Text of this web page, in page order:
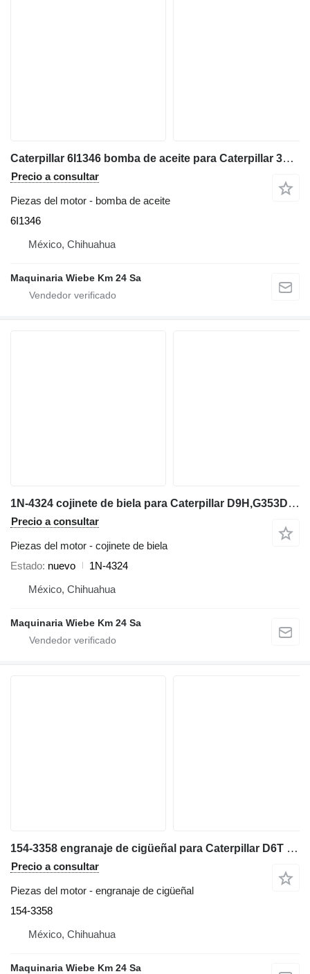
Caterpillar 6I1346 bomba de aceite para Caterpillar 3306B bulldozer
Precio a consultar
Piezas del motor - bomba de aceite
6I1346
México, Chihuahua
Maquinaria Wiebe Km 24 Sa
1N-4324 cojinete de biela para Caterpillar D9H,G353D,D353E,594H bulldozer
Precio a consultar
Piezas del motor - cojinete de biela
Estado nuevo
1N-4324
México, Chihuahua
Maquinaria Wiebe Km 24 Sa
154-3358 engranaje de cigüeñal para Caterpillar D6T LGP bulldozer
Precio a consultar
Piezas del motor - engranaje de cigüeñal
154-3358
México, Chihuahua
Maquinaria Wiebe Km 24 Sa